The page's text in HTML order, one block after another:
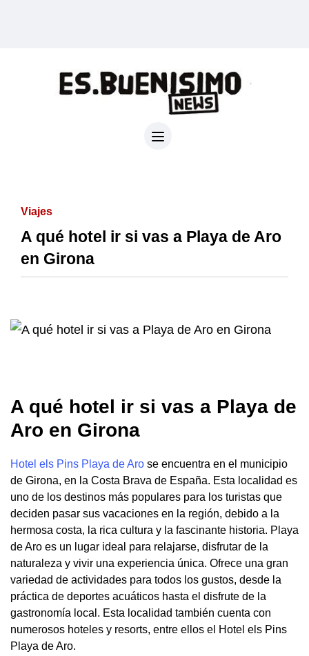
Viajes
A qué hotel ir si vas a Playa de Aro
en Girona
A qué hotel ir si vas a Playa de
Aro en Girona
Hotel els Pins Playa de Aro se encuentra en el municipio
de Girona, en la Costa Brava de España. Esta localidad es
uno de los destinos más populares para los turistas que
deciden pasar sus vacaciones en la región, debido a la
hermosa costa, la rica cultura y la fascinante historia. Playa
de Aro es un lugar ideal para relajarse, disfrutar de la
naturaleza y vivir una experiencia única. Ofrece una gran
variedad de actividades para todos los gustos, desde la
práctica de deportes acuáticos hasta el disfrute de la
gastronomía local. Esta localidad también cuenta con
numerosos hoteles y resorts, entre ellos el Hotel els Pins
Playa de Aro.